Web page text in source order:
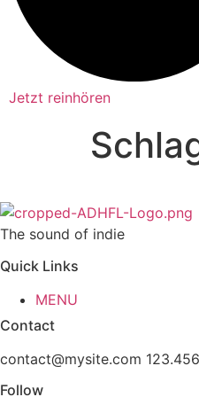
Jetzt reinhören
The sound of indie
Quick Links
MENU
Contact
contact@mysite.com
Follow